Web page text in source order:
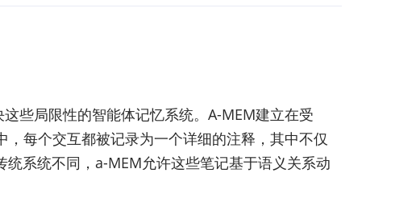
些局限性的智能体记忆系统。A-MEM建立在受
每个交互都被记录为一个详细的注释，其中不仅
系统不同，a-MEM允许这些笔记基于语义关系动